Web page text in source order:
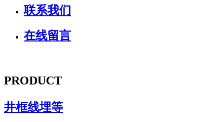
联系我们
在线留言
PRODUCT
井框线埋等